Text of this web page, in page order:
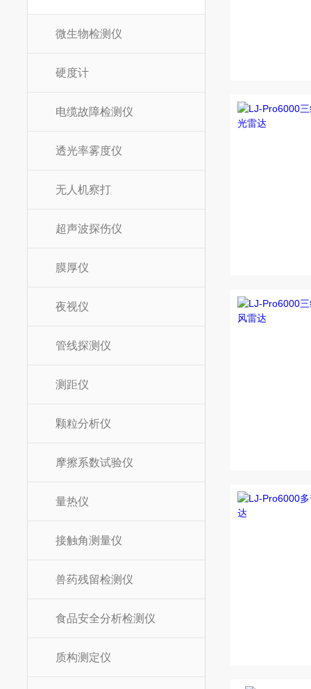
微生物检测仪
硬度计
电缆故障检测仪
透光率雾度仪
无人机察打
超声波探伤仪
膜厚仪
夜视仪
管线探测仪
测距仪
颗粒分析仪
摩擦系数试验仪
量热仪
接触角测量仪
兽药残留检测仪
食品安全分析检测仪
质构测定仪